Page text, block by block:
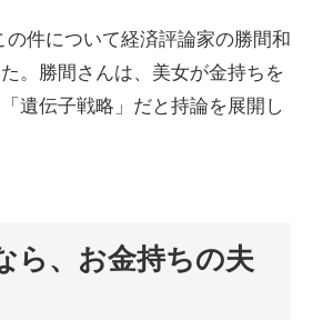
の件について経済評論家の勝間和
。勝間さんは、美女が金持ちを
遺伝子戦略」だと持論を展開し
ら、お金持ちの夫